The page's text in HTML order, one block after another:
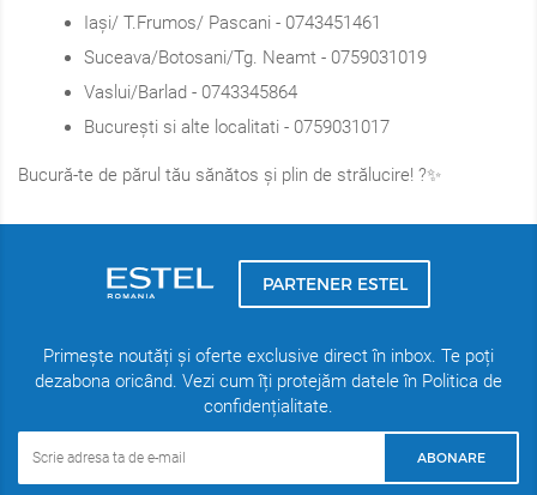
Iași/ T.Frumos/ Pascani - 0743451461
Suceava/Botosani/Tg. Neamt - 0759031019
Vaslui/Barlad - 0743345864
București si alte localitati - 0759031017
Bucură-te de părul tău sănătos și plin de strălucire! ?✨
PARTENER ESTEL
Primește noutăți și oferte exclusive direct în inbox. Te poți
dezabona oricând. Vezi cum îți protejăm datele în Politica de
confidențialitate.
ABONARE